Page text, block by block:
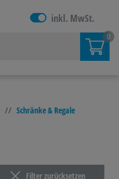
inkl. MwSt.
0
// Schränke & Regale
Filter zurücksetzen